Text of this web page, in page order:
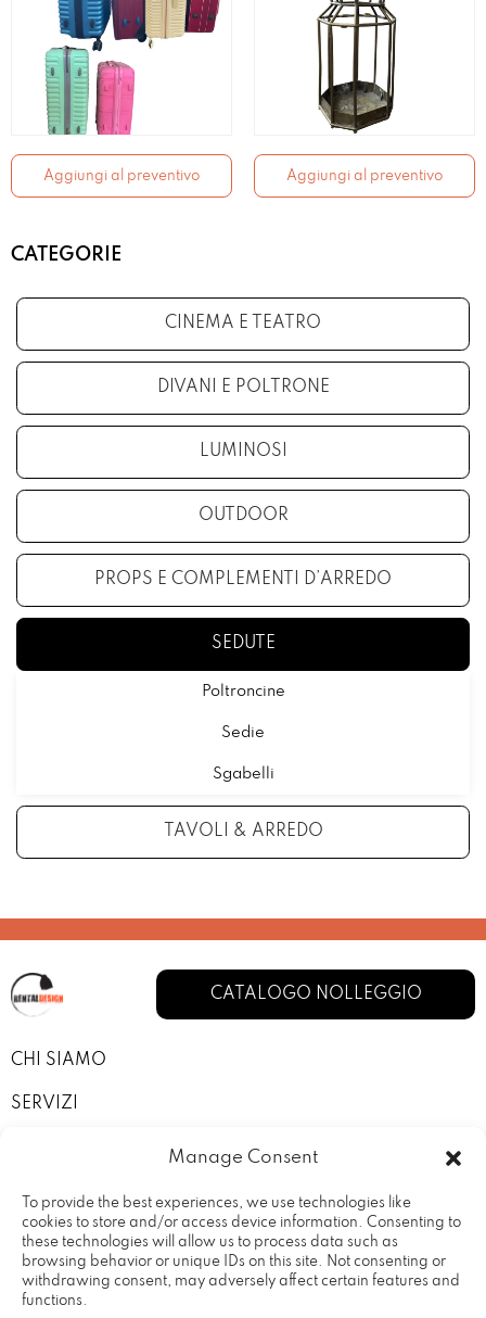
Manage Consent
To provide the best experiences, we use technologies like
cookies to store and/or access device information. Consenting to
these technologies will allow us to process data such as
browsing behavior or unique IDs on this site. Not consenting or
withdrawing consent, may adversely affect certain features and
functions.
Aggiungi al preventivo Aggiungi al preventivo
CATEGORIE
CINEMA E TEATRO
DIVANI E POLTRONE
LUMINOSI
OUTDOOR
PROPS E COMPLEMENTI D’ARREDO
SEDUTE
Poltroncine
Sedie
Sgabelli
TAVOLI & ARREDO
CATALOGO NOLLEGGIO
CHI SIAMO
SERVIZI
I NOSTRI ALLESTIMENTI
CONTATTI
PRIVACY POLICY
TERMINI E CONDIZIONI